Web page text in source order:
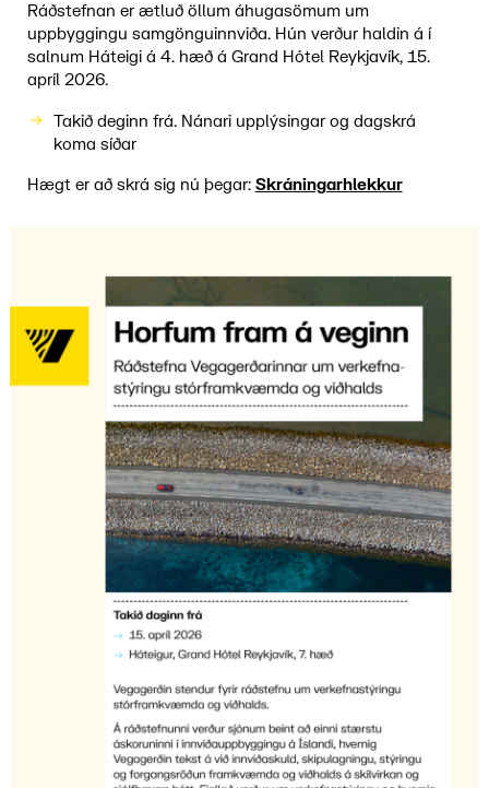
Ráðstefnan er ætluð öllum áhugasömum um
uppbyggingu samgönguinnviða. Hún verður haldin á í
salnum Háteigi á 4. hæð á Grand Hótel Reykjavík, 15.
apríl 2026.
Takið deginn frá. Nánari upplýsingar og dagskrá
koma síðar
Hægt er að skrá sig nú þegar: Skráningarhlekkur